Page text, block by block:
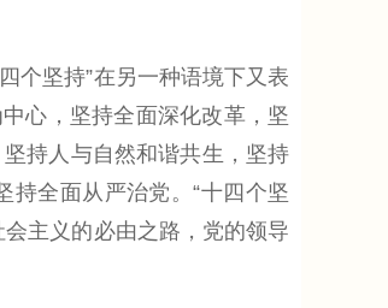
个坚持”在另一种语境下又表
心，坚持全面深化改革，坚
持人与自然和谐共生，坚持
持全面从严治党。“十四个坚
主义的必由之路，党的领导